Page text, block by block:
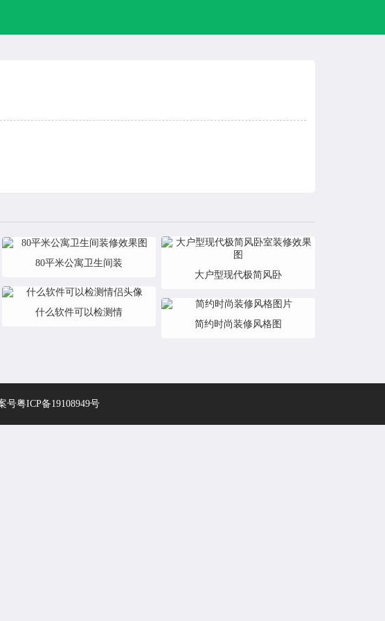
80平米公寓卫生间装
什么软件可以检测情
大户型现代极简风卧
简约时尚装修风格图
号粤ICP备19108949号